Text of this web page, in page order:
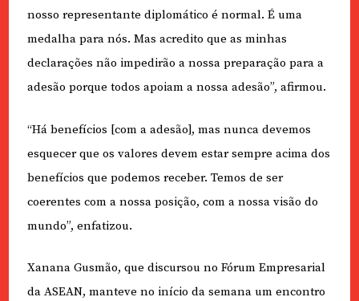
nosso representante diplomático é normal. É uma
medalha para nós. Mas acredito que as minhas
declarações não impedirão a nossa preparação para a
adesão porque todos apoiam a nossa adesão”, afirmou.
“Há benefícios [com a adesão], mas nunca devemos
esquecer que os valores devem estar sempre acima dos
benefícios que podemos receber. Temos de ser
coerentes com a nossa posição, com a nossa visão do
mundo”, enfatizou.
Xanana Gusmão, que discursou no Fórum Empresarial
da ASEAN, manteve no início da semana um encontro